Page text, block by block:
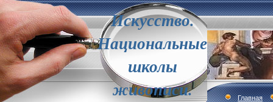
Искусство.
Национальные
школы
живописи.
Главная